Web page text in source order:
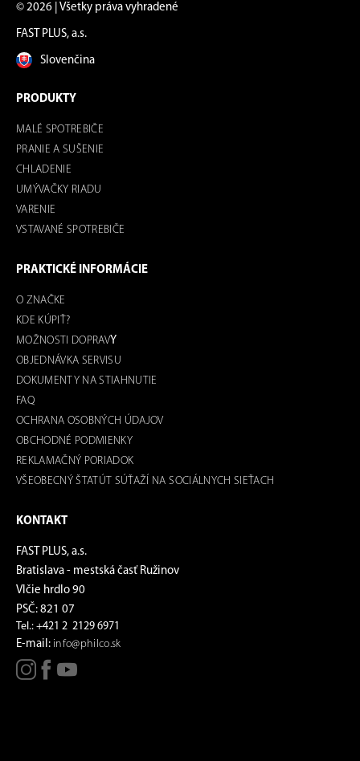
© 2026 | Všetky práva vyhradené
FAST PLUS, a.s.
Slovenčina
PRODUKTY
MALÉ SPOTREBIČE
PRANIE A SUŠENIE
CHLADENIE
UMÝVAČKY RIADU
VARENIE
VSTAVANÉ SPOTREBIČE
PRAKTICKÉ INFORMÁCIE
O ZNAČKE
KDE KÚPIŤ?
MOŽNOSTI DOPRAVY
OBJEDNÁVKA SERVISU
DOKUMENTY NA STIAHNUTIE
FAQ
OCHRANA OSOBNÝCH ÚDAJOV
OBCHODNÉ PODMIENKY
REKLAMAČNÝ PORIADOK
VŠEOBECNÝ ŠTATÚT SÚŤAŽÍ NA SOCIÁLNYCH SIEŤACH
KONTAKT
FAST PLUS, a.s.
Bratislava - mestská časť Ružinov
Vlčie hrdlo 90
PSČ: 821 07
Tel.: +421 2 2129 6971
E-mail: info@philco.sk